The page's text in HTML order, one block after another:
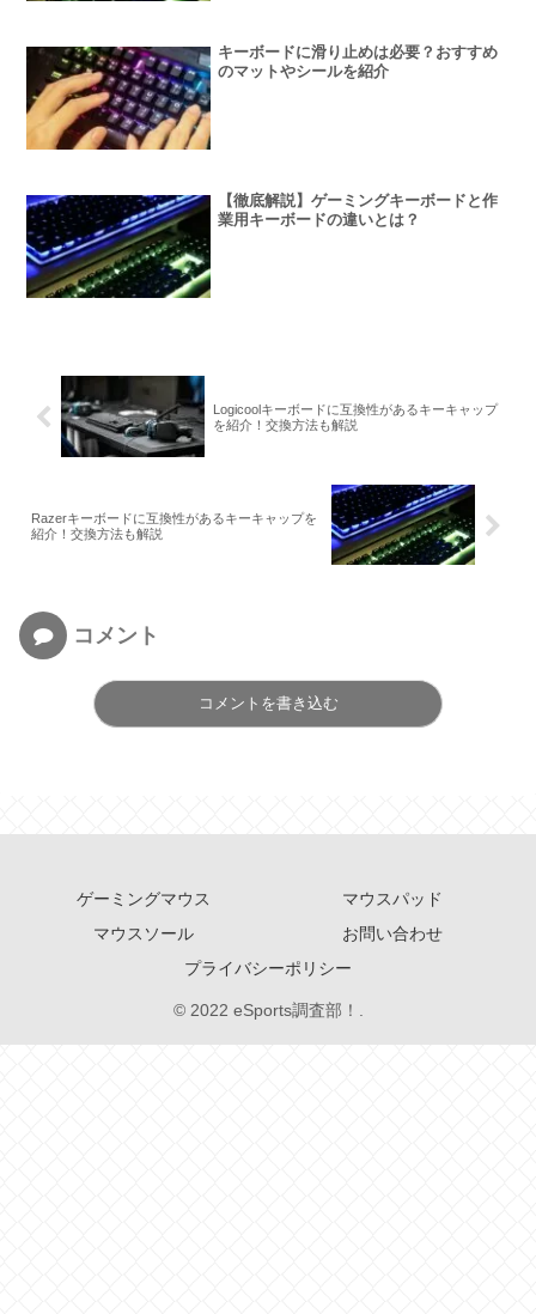
キーボードに滑り止めは必要？おすすめ
のマットやシールを紹介
【徹底解説】ゲーミングキーボードと作
業用キーボードの違いとは？
Logicoolキーボードに互換性があるキーキャップ
を紹介！交換方法も解説
Razerキーボードに互換性があるキーキャップを
紹介！交換方法も解説
コメント
コメントを書き込む
ゲーミングマウス
マウスパッド
マウスソール
お問い合わせ
プライバシーポリシー
© 2022 eSports調査部！.